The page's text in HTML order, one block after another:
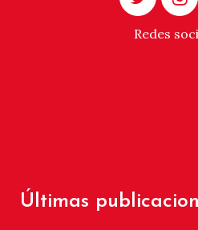
Redes
Últimas